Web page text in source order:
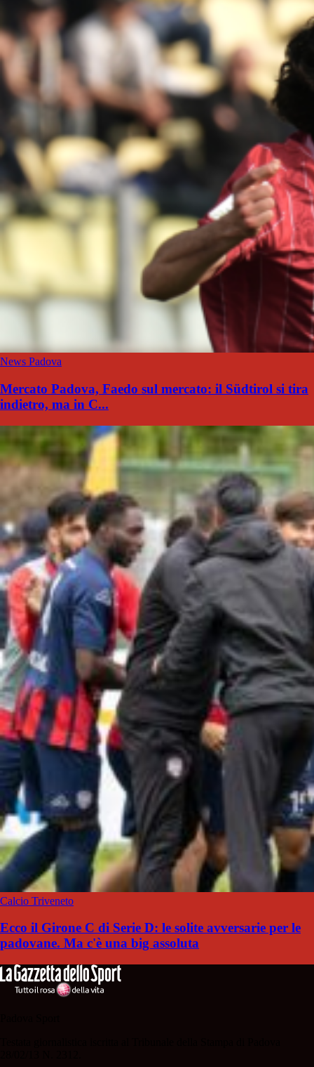
News Padova
Mercato Padova, Faedo sul mercato: il Südtirol si tira
indietro, ma in C...
Calcio Triveneto
Ecco il Girone C di Serie D: le solite avversarie per le
padovane. Ma c'è una big assoluta